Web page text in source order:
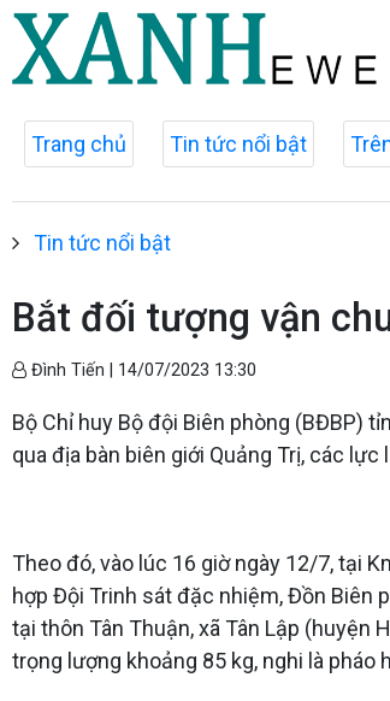
Trang chủ Tin tức nổi bật
Tin tức nổi bật
Bắt đối tượng vận
Đình Tiến | 14/07/2023 13:30
Bộ Chỉ huy Bộ đội Biên phòng (BĐBP)
qua địa bàn biên giới Quảng Trị, các
Theo đó, vào lúc 16 giờ ngày 12/7, tại
hợp Đội Trinh sát đặc nhiệm, Đồn Biên
tại thôn Tân Thuận, xã Tân Lập (huyện
trọng lượng khoảng 85 kg, nghi là pháo